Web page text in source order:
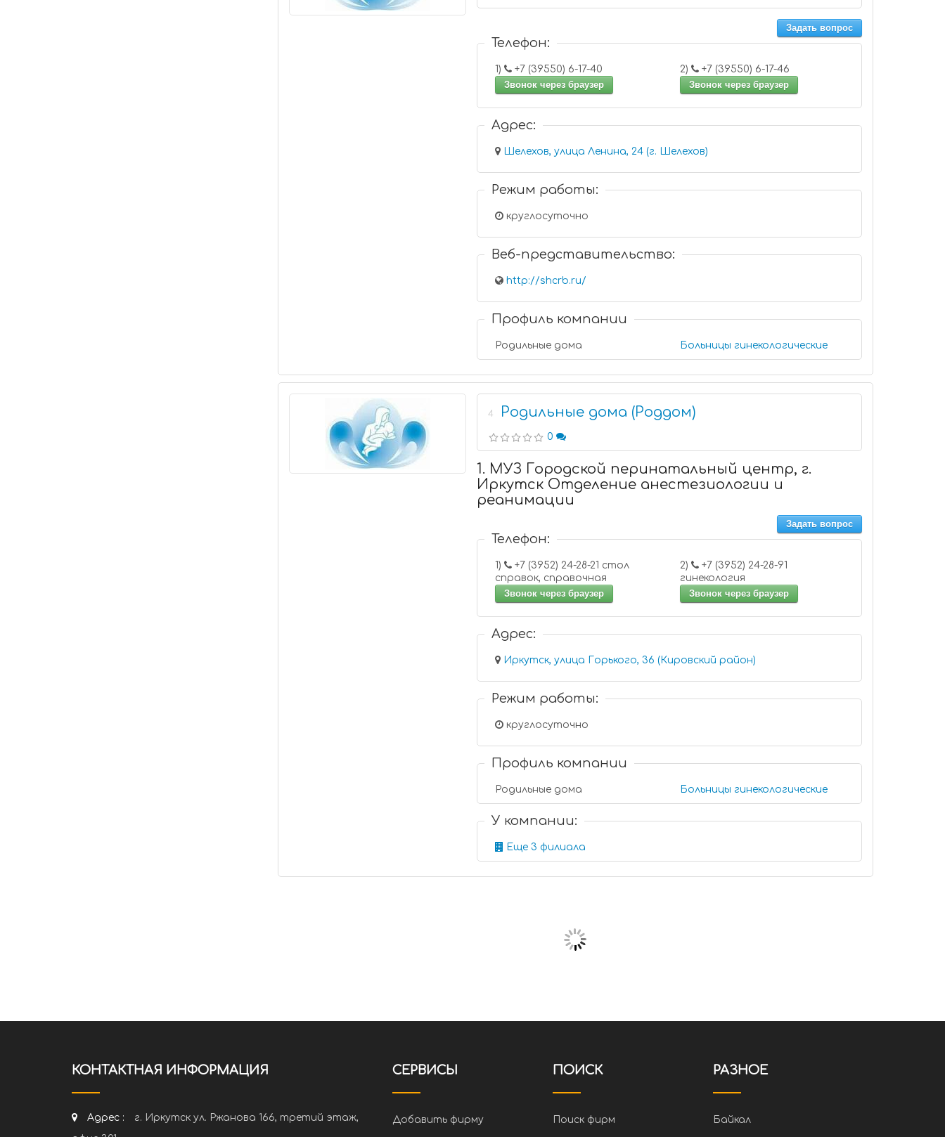
Задать вопрос
Телефон:
1)
+7 (39550) 6-17-40
Звонок через браузер
2)
+7 (39550) 6-17-46
Звонок через браузер
Адрес:
Шелехов, улица Ленина, 24 (г. Шелехов)
Режим работы:
круглосуточно
Веб-представительство:
http://shcrb.ru/
Профиль компании
Родильные дома Больницы гинекологические
4 Родильные дома (Роддом)
0
1. МУЗ Городской перинатальный центр, г.
Иркутск Отделение анестезиологии и
реанимации
Задать вопрос
Телефон:
1)
+7 (3952) 24-28-21 стол
справок, справочная
Звонок через браузер
2)
+7 (3952) 24-28-91
гинекология
Звонок через браузер
Адрес:
Иркутск, улица Горького, 36 (Кировский район)
Режим работы:
круглосуточно
Профиль компании
Родильные дома Больницы гинекологические
У компании:
Еще 3 филиала
КОНТАКТНАЯ ИНФОРМАЦИЯ
Адрес :
г. Иркутск ул. Ржанова 166, третий этаж,
СЕРВИСЫ
Добавить фирму
ПОИСК
Поиск фирм
РАЗНОЕ
Байкал